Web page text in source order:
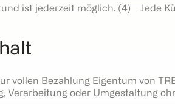
ist jederzeit möglich. (4) Jede
vollen Bezahlung Eigentum von
Verarbeitung oder Umgestaltung